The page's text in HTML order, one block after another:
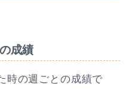
成績
時の週ごとの成績で